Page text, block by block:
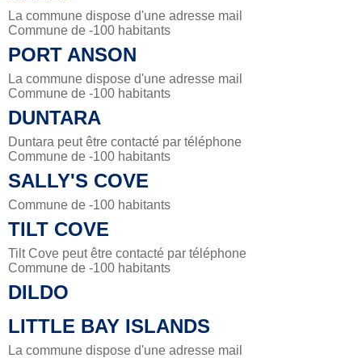
La commune dispose d'une adresse mail
Commune de -100 habitants
PORT ANSON
La commune dispose d'une adresse mail
Commune de -100 habitants
DUNTARA
Duntara peut être contacté par téléphone
Commune de -100 habitants
SALLY'S COVE
Commune de -100 habitants
TILT COVE
Tilt Cove peut être contacté par téléphone
Commune de -100 habitants
DILDO
LITTLE BAY ISLANDS
La commune dispose d'une adresse mail